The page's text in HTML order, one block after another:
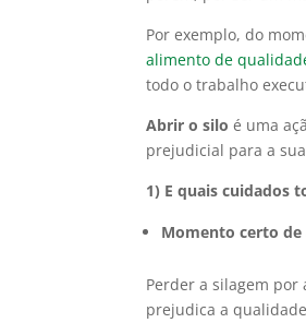
Por exemplo, do
alimento de
todo o trabalho
Abrir o silo é uma
prejudicial para a
1) E quais cuidados
Momento certo
Perder a silagem
prejudica a